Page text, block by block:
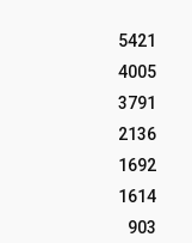
5421
4005
3791
2136
1692
1614
903